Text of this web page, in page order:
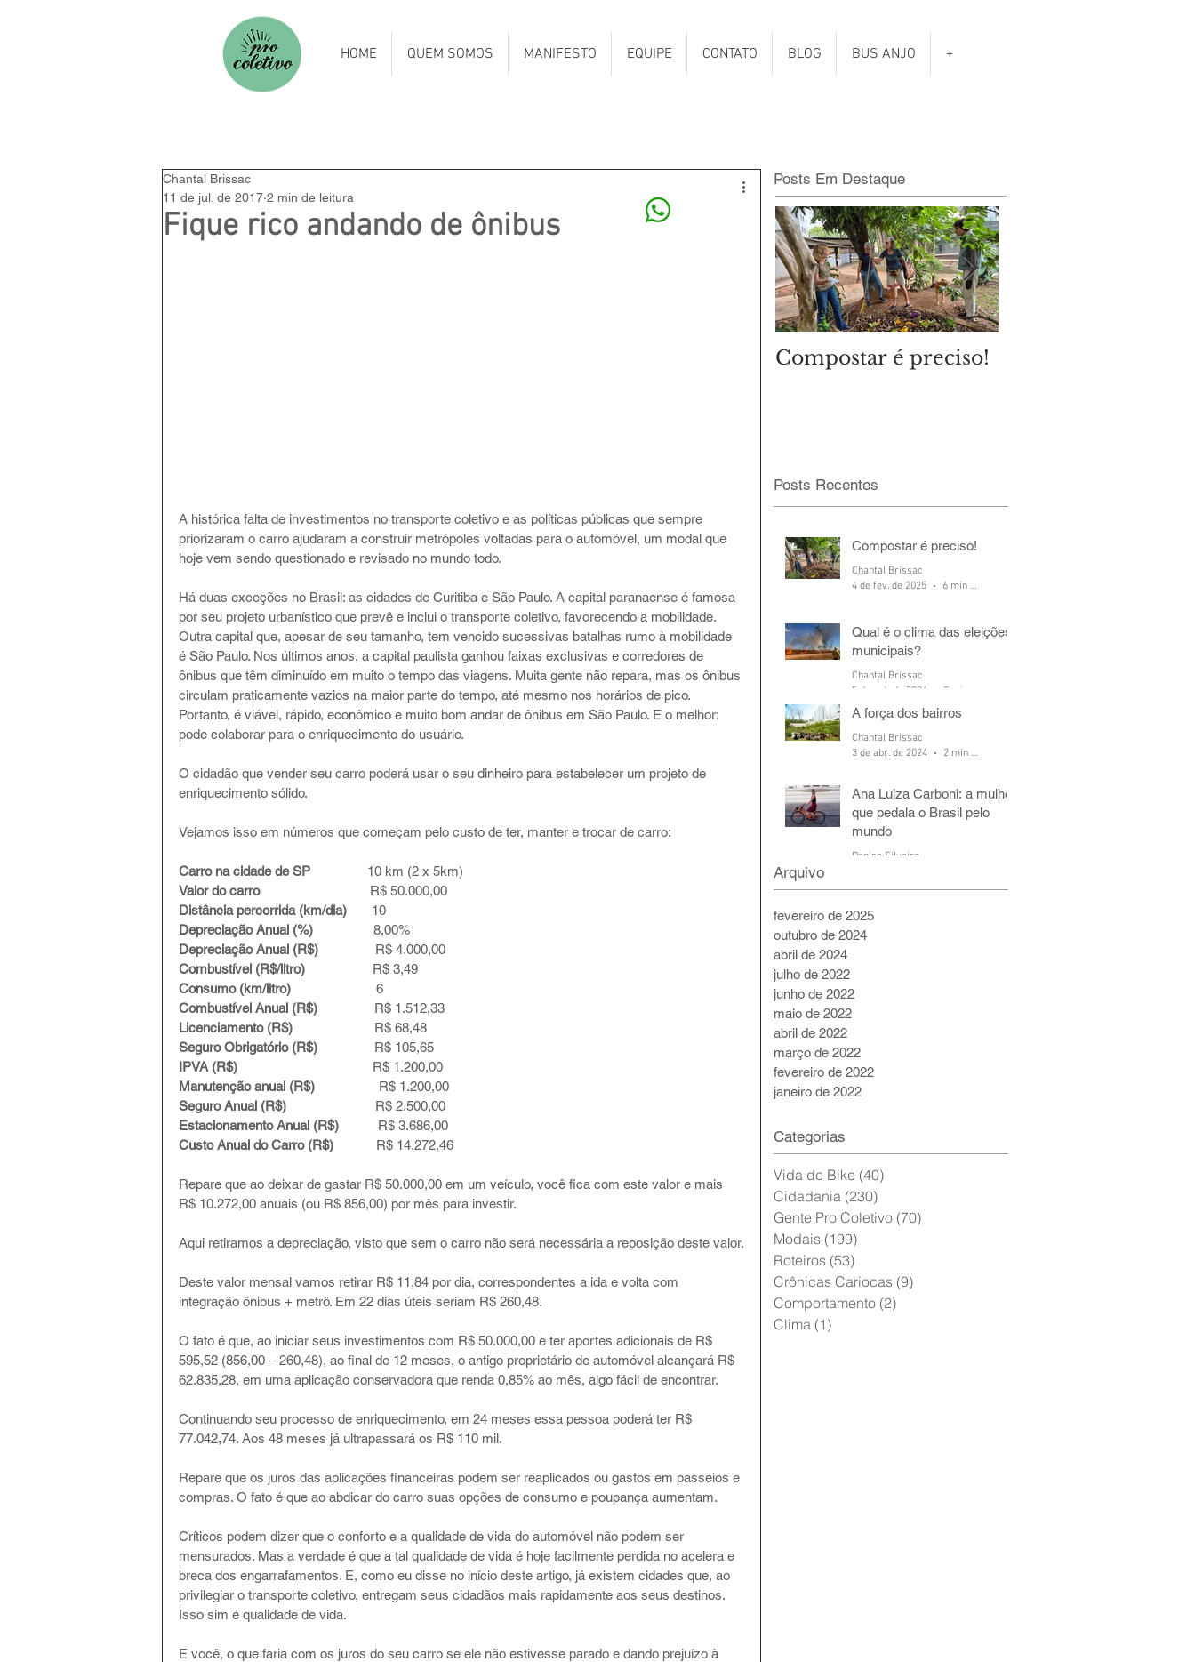
HOME QUEM SOMOS MANIFESTO EQUIPE CONTATO BLOG BUS ANJO +
Fique rico andando de ônibus
Chantal Brissac
11 de jul. de 2017 2 min de leitura
A histórica falta de investimentos no transporte coletivo e as políticas públicas que sempre
priorizaram o carro ajudaram a construir metrópoles voltadas para o automóvel, um modal que
hoje vem sendo questionado e revisado no mundo todo.
Há duas exceções no Brasil: as cidades de Curitiba e São Paulo. A capital paranaense é famosa
por seu projeto urbanístico que prevê e inclui o transporte coletivo, favorecendo a mobilidade.
Outra capital que, apesar de seu tamanho, tem vencido sucessivas batalhas rumo à mobilidade
é São Paulo. Nos últimos anos, a capital paulista ganhou faixas exclusivas e corredores de
ônibus que têm diminuído em muito o tempo das viagens. Muita gente não repara, mas os ônibus
circulam praticamente vazios na maior parte do tempo, até mesmo nos horários de pico.
Portanto, é viável, rápido, econômico e muito bom andar de ônibus em São Paulo. E o melhor:
pode colaborar para o enriquecimento do usuário.
O cidadão que vender seu carro poderá usar o seu dinheiro para estabelecer um projeto de
enriquecimento sólido.
Vejamos isso em números que começam pelo custo de ter, manter e trocar de carro:
Carro na cidade de SP
              10 km (2 x 5km)
Valor do carro
                              R$ 50.000,00
Distância percorrida (km/dia)
   10
Depreciação Anual (%)
              8,00%
Depreciação Anual (R$)
              R$ 4.000,00
Combustível (R$/litro)
                   R$ 3,49
Consumo (km/litro)
                  6
Combustível Anual (R$)
                R$ 1.512,33
Licenciamento (R$)
                     R$ 68,48
Seguro Obrigatório (R$)
             R$ 105,65
IPVA (R$)
                                      R$ 1.200,00
Manutenção anual (R$)
                R$ 1.200,00
Seguro Anual (R$)
                  R$ 2.500,00
Estacionamento Anual (R$)
          R$ 3.686,00
Custo Anual do Carro (R$)
            R$ 14.272,46
Repare que ao deixar de gastar R$ 50.000,00 em um veículo, você fica com este valor e mais
R$ 10.272,00 anuais (ou R$ 856,00) por mês para investir.
Aqui retiramos a depreciação, visto que sem o carro não será necessária a reposição deste valor.
Deste valor mensal vamos retirar R$ 11,84 por dia, correspondentes a ida e volta com
integração ônibus + metrô. Em 22 dias úteis seriam R$ 260,48.
O fato é que, ao iniciar seus investimentos com R$ 50.000,00 e ter aportes adicionais de R$
595,52 (856,00 – 260,48), ao final de 12 meses, o antigo proprietário de automóvel alcançará R$
62.835,28, em uma aplicação conservadora que renda 0,85% ao mês, algo fácil de encontrar.
Continuando seu processo de enriquecimento, em 24 meses essa pessoa poderá ter R$
77.042,74. Aos 48 meses já ultrapassará os R$ 110 mil.
Repare que os juros das aplicações financeiras podem ser reaplicados ou gastos em passeios e
compras. O fato é que ao abdicar do carro suas opções de consumo e poupança aumentam.
Críticos podem dizer que o conforto e a qualidade de vida do automóvel não podem ser
mensurados. Mas a verdade é que a tal qualidade de vida é hoje facilmente perdida no acelera e
breca dos engarrafamentos. E, como eu disse no início deste artigo, já existem cidades que, ao
privilegiar o transporte coletivo, entregam seus cidadãos mais rapidamente aos seus destinos.
Isso sim é qualidade de vida.
E você, o que faria com os juros do seu carro se ele não estivesse parado e dando prejuízo à
Posts Em Destaque
Compostar é preciso!
Posts Recentes
Compostar é preciso!
Chantal Brissac
4 de fev. de 2025
6 min de leitura
Qual é o clima das eleições
municipais?
Chantal Brissac
5 de out. de 2024
A força dos bairros
Chantal Brissac
3 de abr. de 2024
2 min de leitura
Ana Luiza Carboni: a mulher
que pedala o Brasil pelo
mundo
Denise Silveira
Arquivo
fevereiro de 2025
outubro de 2024
abril de 2024
julho de 2022
junho de 2022
maio de 2022
abril de 2022
março de 2022
fevereiro de 2022
janeiro de 2022
Categorias
Vida de Bike (40)
Cidadania (230)
Gente Pro Coletivo (70)
Modais (199)
Roteiros (53)
Crônicas Cariocas (9)
Comportamento (2)
Clima (1)